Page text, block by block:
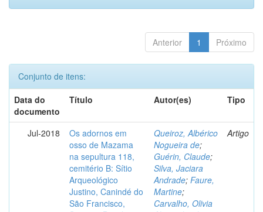
Anterior 1 Próximo
Conjunto de itens:
Data do
documento
Título Autor(es) Tipo
Jul-2018
Os adornos em
osso de Mazama
na sepultura 118,
cemitério B: Sítio
Arqueológico
Justino, Canindé do
São Francisco,
Queiroz, Albérico
Nogueira de;
Guérin, Claude;
Silva, Jaciara
Andrade; Faure,
Martine;
Carvalho, Olivia
Artigo